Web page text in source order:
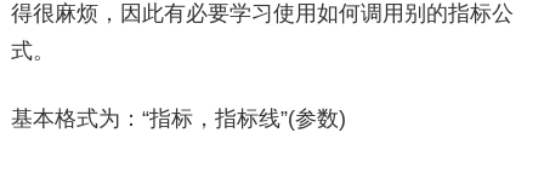
得很麻烦，因此有必要学习使用如何调用别的指标公
式。
基本格式为：“指标，指标线”(参数)